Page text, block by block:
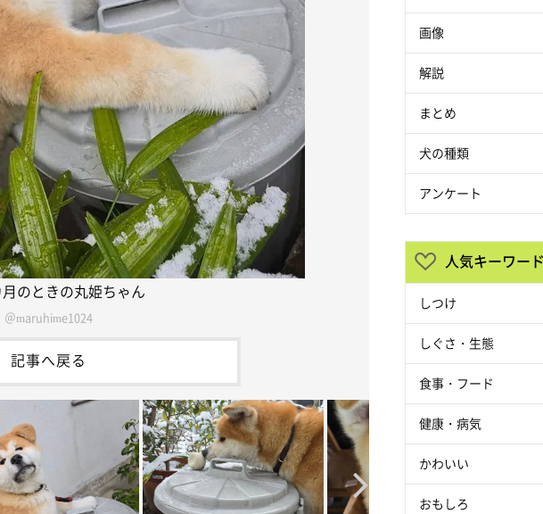
のときの丸姫ちゃん
＠maruhime1024
記事へ戻る
画像
解説
まとめ
犬の種類
アンケート
人気キーワード
しつけ
しぐさ・生態
食事・フード
健康・病気
かわいい
おもしろ